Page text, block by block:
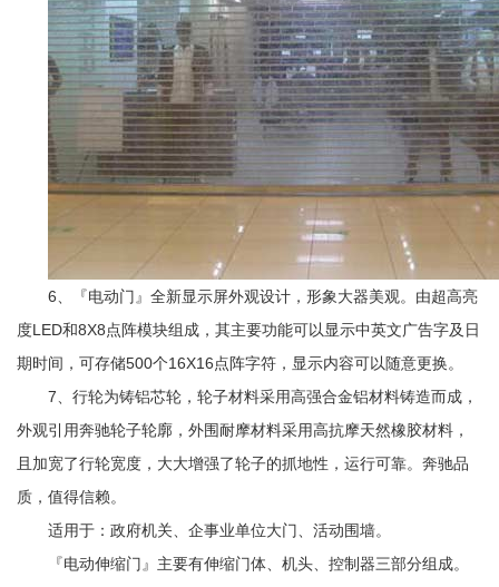
6、『电动门』全新显示屏外观设计，形象大器美观。由超高亮
度LED和8X8点阵模块组成，其主要功能可以显示中英文广告字及日
期时间，可存储500个16X16点阵字符，显示内容可以随意更换。
7、行轮为铸铝芯轮，轮子材料采用高强合金铝材料铸造而成，
外观引用奔驰轮子轮廓，外围耐摩材料采用高抗摩天然橡胶材料，
且加宽了行轮宽度，大大增强了轮子的抓地性，运行可靠。奔驰品
质，值得信赖。
适用于：政府机关、企事业单位大门、活动围墙。
『电动伸缩门』主要有伸缩门体、机头、控制器三部分组成。